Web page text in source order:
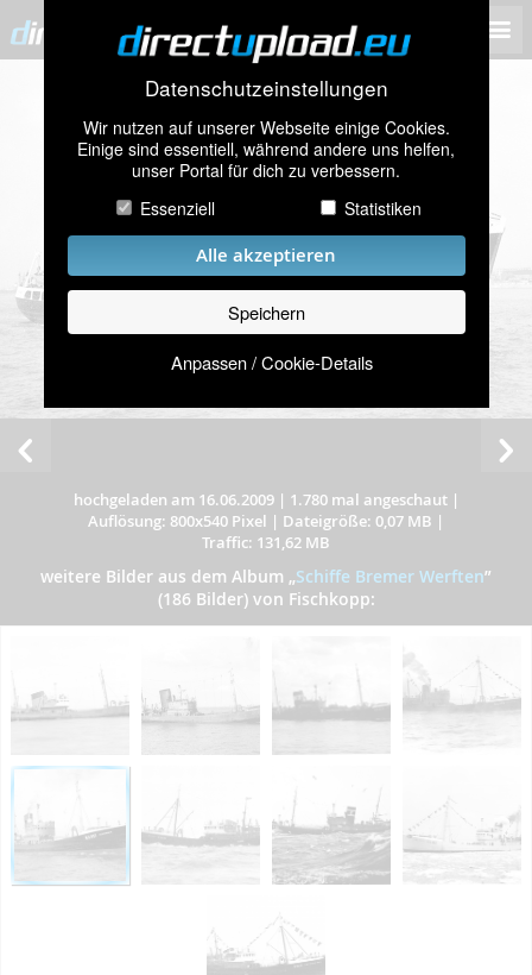
Datenschutzeinstellungen
Wir nutzen auf unserer Webseite einige Cookies.
Einige sind essentiell, während andere uns helfen,
unser Portal für dich zu verbessern.
Essenziell
Statistiken
Alle akzeptieren
Speichern
Anpassen / Cookie-Details
hochgeladen am 16.06.2009| 1.780 mal angeschaut|
Auflösung: 800x540 Pixel | Dateigröße: 0,07 MB |
Traffic: 131,62 MB
weitere Bilder aus dem Album „Schiffe Bremer Werften”
(186 Bilder) von Fischkopp: